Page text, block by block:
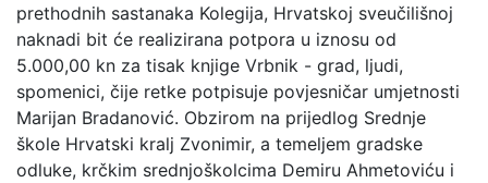
prethodnih sastanaka Kolegija, Hrvatskoj sveučilišnoj
naknadi bit će realizirana potpora u iznosu od
5.000,00 kn za tisak knjige Vrbnik - grad, ljudi,
spomenici, čije retke potpisuje povjesničar umjetnosti
Marijan Bradanović. Obzirom na prijedlog Srednje
škole Hrvatski kralj Zvonimir, a temeljem gradske
odluke, krčkim srednjoškolcima Demiru Ahmetoviću i